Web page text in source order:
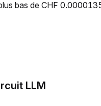
bas de CHF
LLM